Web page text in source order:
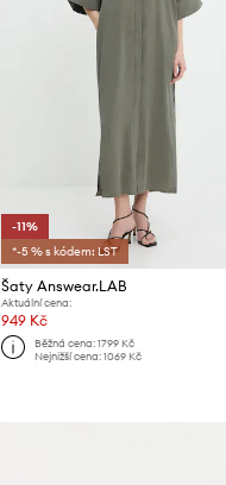
-11%
*-5 % s kódem: LST
Šaty Answear.LAB
Aktuální cena:
949 Kč
Běžná cena: 1799 Kč
Nejnižší cena: 1069 Kč